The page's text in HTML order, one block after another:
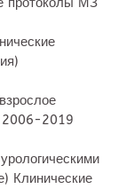
2006-2019
Клинические